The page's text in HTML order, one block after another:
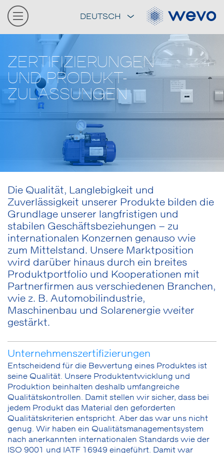
DEUTSCH
ZERTIFIZIERUNGEN
UND PRODUKT-
ZULASSUNGEN
Die Qualität, Langlebigkeit und
Zuverlässigkeit unserer Produkte bilden die
Grundlage unserer langfristigen und
stabilen Geschäftsbeziehungen – zu
internationalen Konzernen genauso wie
zum Mittelstand. Unsere Marktposition
wird darüber hinaus durch ein breites
Produktportfolio und Kooperationen mit
Partnerfirmen aus verschiedenen Branchen,
wie z. B. Automobilindustrie,
Maschinenbau und Solarenergie weiter
gestärkt.
Unternehmenszertifizierungen
Entscheidend für die Bewertung eines Produktes ist
seine Qualität. Unsere Produktentwicklung und
Produktion beinhalten deshalb umfangreiche
Qualitätskontrollen. Damit stellen wir sicher, dass bei
jedem Produkt das Material den geforderten
Qualitätskriterien entspricht. Aber das war uns nicht
genug. Wir haben ein Qualitätsmanagementsystem
nach anerkannten internationalen Standards wie der
ISO 9001 und IATF 16949 eingeführt. Damit war